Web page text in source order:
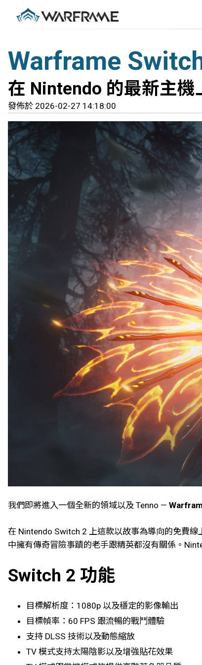
Warframe
在 Nintendo 的最新主機
發佈於 2026-02-27 14:18:00
我們即將進入一個全新的領域以及 Tenno —
在 Nintendo Switch 2 上這款以故事為導向的免費
中擁有傳奇冒險事蹟的老手跟精英都沒有關係。
Switch 2 功能
目標解析度：1080p 以及穩定的影像輸出
目標幀率：60 FPS 跟流暢的戰鬥體驗
支持 DLSS 技術以及動態縮放
TV 模式支持太陽陰影以及增強貼花效果